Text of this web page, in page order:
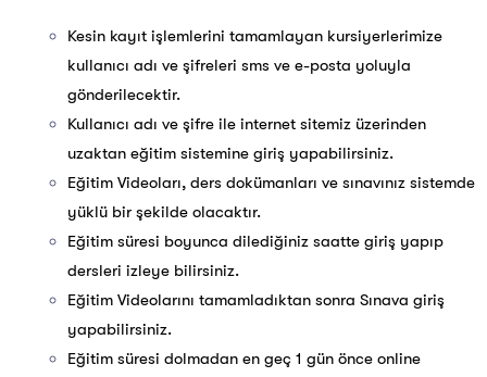
Kesin kayıt işlemlerini tamamlayan kursiyerlerimize
kullanıcı adı ve şifreleri sms ve e-posta yoluyla
gönderilecektir.
Kullanıcı adı ve şifre ile internet sitemiz üzerinden
uzaktan eğitim sistemine giriş yapabilirsiniz.
Eğitim Videoları, ders dokümanları ve sınavınız sistemde
yüklü bir şekilde olacaktır.
Eğitim süresi boyunca dilediğiniz saatte giriş yapıp
dersleri izleye bilirsiniz.
Eğitim Videolarını tamamladıktan sonra Sınava giriş
yapabilirsiniz.
Eğitim süresi dolmadan en geç 1 gün önce online